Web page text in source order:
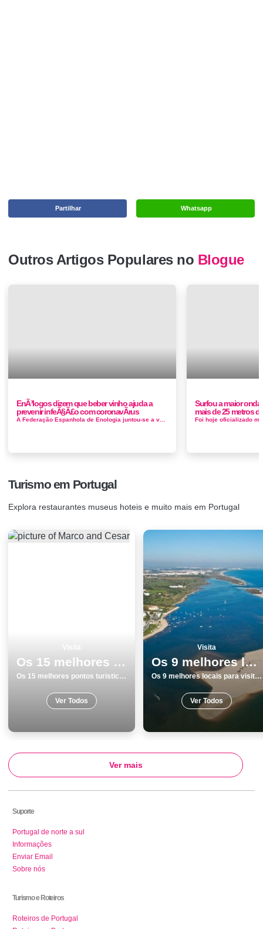
Whatsapp
Partilhar
Outros Artigos Populares no Blogue
EnÃ³logos dizem que beber vinho ajuda a
prevenir infeÃ§Ã£o com coronavÃ­rus
Surfou a maior
mais de 25 metros
Turismo em Portugal
Explora restaurantes museus hoteis e muito mais em Portugal
Os 15 melhores pontos turisticos para visitar em Peniche
Os 15 melhores pontos turisticos para visitar em Peniche
Ver Todos
Visita
Os 9 melhores locais para visitar em Vila do Bispo
Os 9 melhores locais para visitar em Vila do Bispo
Ver Todos
Ver mais
Suporte
Portugal de norte a sul
Informações
Enviar Email
Sobre nós
Turismo e Roteiros
Roteiros de Portugal